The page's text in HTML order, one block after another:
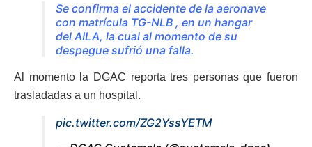
Se confirma el accidente de la aeronave
con matrícula TG-NLB , en un hangar
del AILA, la cual al momento de su
despegue sufrió una falla.
Al momento la DGAC reporta tres personas que fueron
trasladadas a un hospital.
pic.twitter.com/ZG2YssYETM